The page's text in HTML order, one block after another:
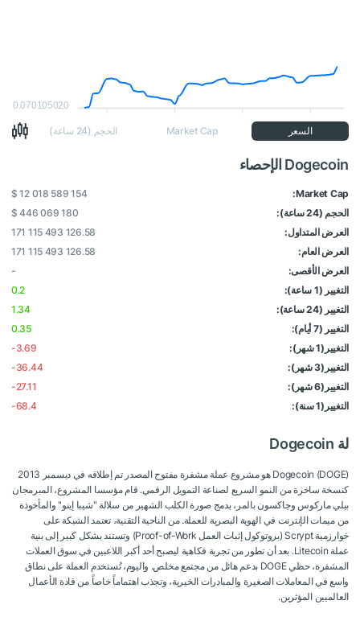
0.070105020
السعر Market Cap الحجم (24 ساعة)
Dogecoin الإحصاء
Market Cap:
$ 12 018 589 154
الحجم (24 ساعة):
$ 446 069 180
العرض المتداول:
171 115 493 126.58
العرض العام:
171 115 493 126.58
العرض الأقصى:
-
التغيير (1 ساعة):
0.2
التغيير (24 ساعة):
1.34
التغيير (7 أيام):
0.35
التغيير(1 شهر):
-3.69
التغيير(3 شهر):
-36.44
التغيير(6 شهر):
-27.11
التغيير(1 سنة):
-68.4
لة Dogecoin
Dogecoin (DOGE) هو مشروع عملة مشفرة مفتوح المصدر تم إطلاقه في ديسمبر 2013
كنسخة ساخرة من النمو السريع لصناعة التمويل الرقمي. قام مؤسسا المشروع، المبرمجان
بيلي ماركوس وجاكسون بالمر، بدمج صورة الكلب الشهير من سلالة "شيبا إينو" والمأخوذة
من ميمات الإنترنت في الهوية البصرية للعملة. من الناحية التقنية، تعتمد الشبكة على
خوارزمية Scrypt (بروتوكول إثبات العمل Proof-of-Work) وتستند بشكل كبير إلى بنية
عملة Litecoin. بعد أن تطور من تجربة فكاهية ليصبح أحد أكبر اللاعبين في سوق العملات
المشفرة، حظي DOGE بدعم هائل من مجتمع مخلص. واليوم، تُستخدم العملة على نطاق
واسع في المعاملات الصغيرة والمبادرات الخيرية، وتجذب اهتماماً خاصاً من قادة الأعمال
العالميين المؤثرين.